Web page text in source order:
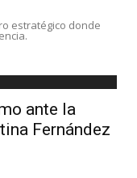
estratégico donde
ante la
Fernández